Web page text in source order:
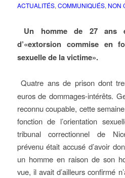
ACTUALITÉS, COMMUNIQUÉS, NON
Un homme de 27 ans
d’«extorsion commise en
sexuelle de la victime».
Quatre ans de prison dont
euros de dommages-intérêts.
reconnu coupable, cette
fonction de l’orientation
tribunal correctionnel de
prévenu était accusé d’avoir
un homme en raison de son
vue, il avait d’ailleurs confirmé